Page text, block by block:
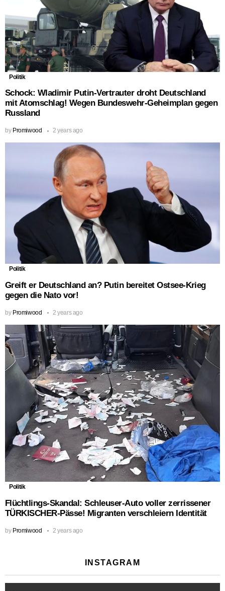
Politik
Schock: Wladimir Putin-Vertrauter droht Deutschland
mit Atomschlag! Wegen Bundeswehr-Geheimplan gegen
Russland
by Promiwood 2 years ago
Politik
Greift er Deutschland an? Putin bereitet Ostsee-Krieg
gegen die Nato vor!
by Promiwood 2 years ago
Politik
Flüchtlings-Skandal: Schleuser-Auto voller zerrissener
TÜRKISCHER-Pässe! Migranten verschleiern Identität
by Promiwood 2 years ago
INSTAGRAM